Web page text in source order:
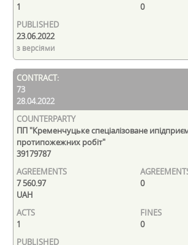
1 0
23.06.2022
з версіями
73
28.04.2022
ПП "Кременчуцьке спеціалізоване
протипожежних робіт"
39179787
7 560.97
UAH
0
1 0